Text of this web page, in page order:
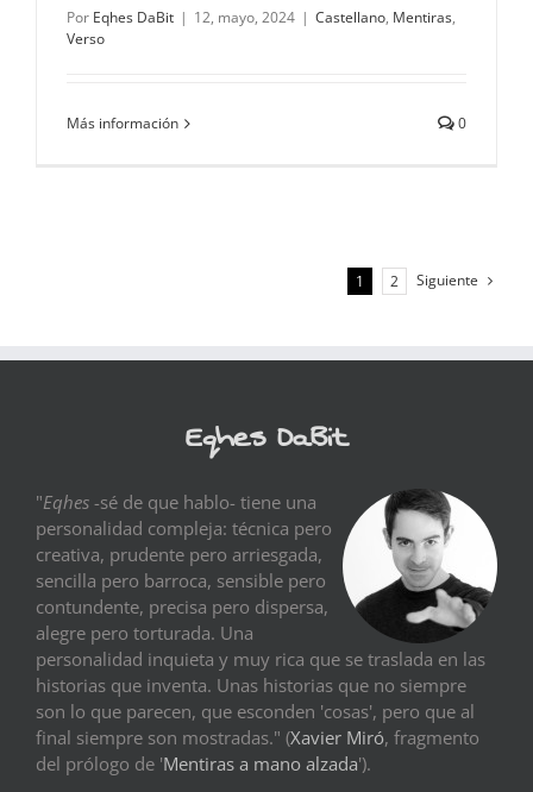
Por Eqhes DaBit | 12, mayo, 2024 | Castellano, Mentiras,
Verso
Más información 0
1 2 Siguiente
Eqhes DaBit
"Eqhes -sé de que hablo- tiene una
personalidad compleja: técnica pero
creativa, prudente pero arriesgada,
sencilla pero barroca, sensible pero
contundente, precisa pero dispersa,
alegre pero torturada. Una
personalidad inquieta y muy rica que se traslada en las
historias que inventa. Unas historias que no siempre
son lo que parecen, que esconden 'cosas', pero que al
final siempre son mostradas." (Xavier Miró, fragmento
del prólogo de 'Mentiras a mano alzada').